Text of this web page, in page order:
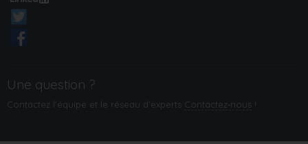
Une question ?
Contactez l'équipe et le réseau d’experts Contactez‑nous !